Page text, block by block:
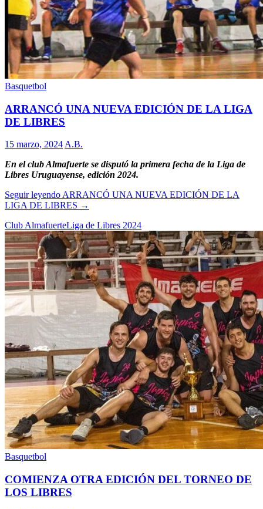
Basquetbol
ARRANCÓ UNA NUEVA EDICIÓN DE LA LIGA
DE LIBRES
15 marzo, 2024A.B.
En el club Almafuerte se disputó la primera fecha de la Liga de
Libres Uruguayense, edición 2024.
Seguir leyendoARRANCÓ UNA NUEVA EDICIÓN DE LA
LIGA DE LIBRES →
Club AlmafuerteLiga de Libres 2024
Basquetbol
COMIENZA OTRA EDICIÓN DEL TORNEO DE
LOS LIBRES